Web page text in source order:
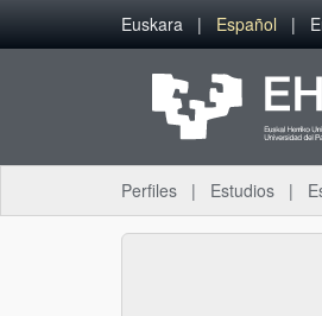
Saltar al contenido principal
Euskara Español
Perfiles Estudios